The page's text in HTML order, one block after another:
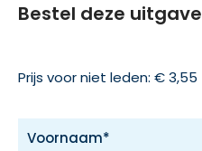
Bestel deze uitgave
Prijs voor niet leden: € 3,55